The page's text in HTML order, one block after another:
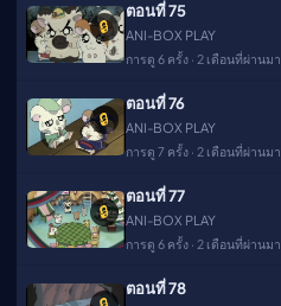
🔒
ตอนที่ 75
ANI-BOX PLAY
การดู 6 ครั้ง · 2 เดือนที่ผ่านมา
🔒
ตอนที่ 76
ANI-BOX PLAY
การดู 7 ครั้ง · 2 เดือนที่ผ่านมา
🔒
ตอนที่ 77
ANI-BOX PLAY
การดู 6 ครั้ง · 2 เดือนที่ผ่านมา
ตอนที่ 78